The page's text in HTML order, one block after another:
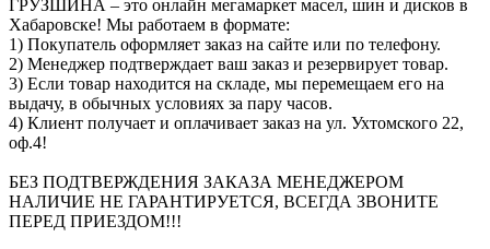
ГРУЗШИНА – это онлайн мегамаркет масел, шин и дисков в
Хабаровске! Мы работаем в формате:
1) Покупатель оформляет заказ на сайте или по телефону.
2) Менеджер подтверждает ваш заказ и резервирует товар.
3) Если товар находится на складе, мы перемещаем его на
выдачу, в обычных условиях за пару часов.
4) Клиент получает и оплачивает заказ на ул. Ухтомского 22,
оф.4!
БЕЗ ПОДТВЕРЖДЕНИЯ ЗАКАЗА МЕНЕДЖЕРОМ
НАЛИЧИЕ НЕ ГАРАНТИРУЕТСЯ, ВСЕГДА ЗВОНИТЕ
ПЕРЕД ПРИЕЗДОМ!!!